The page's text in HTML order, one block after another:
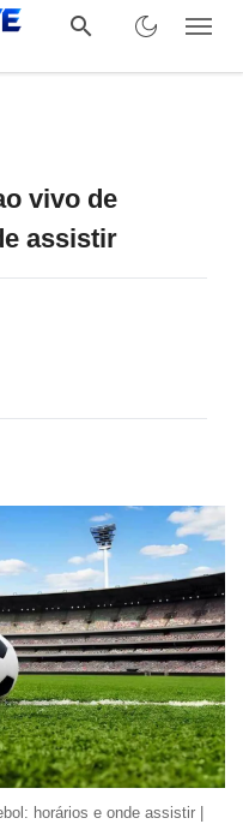
vivo de
assistir
horários e onde assistir |